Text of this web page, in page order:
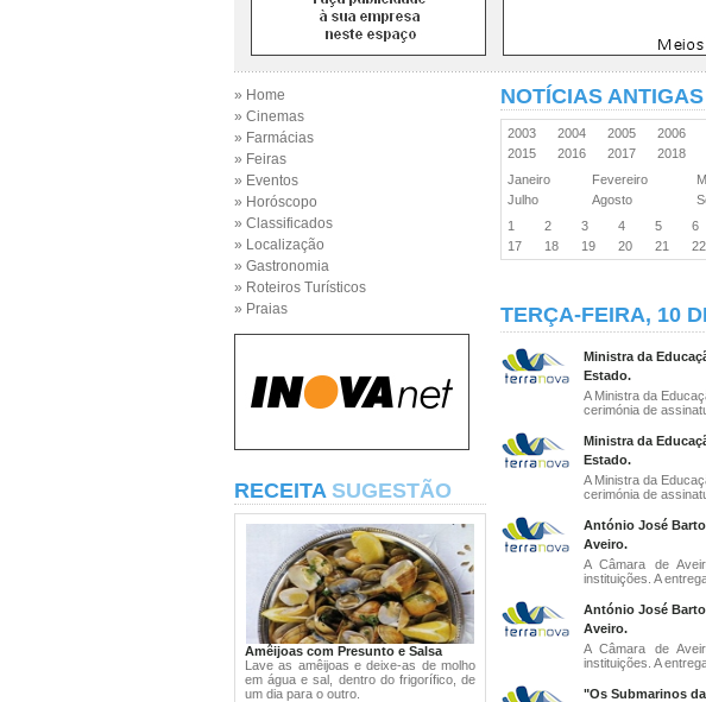
» Home
» Cinemas
» Farmácias
» Feiras
» Eventos
» Horóscopo
» Classificados
» Localização
» Gastronomia
» Roteiros Turísticos
» Praias
RECEITA SUGESTÃO
Amêijoas com Presunto e Salsa
Lave as amêijoas e deixe-as de molho
em água e sal, dentro do frigorífico, de
um dia para o outro.
NOTÍCIAS ANTIGAS
2003 2004 2005 2006
2015
2016 2017 2018
Janeiro
Fevereiro
Julho
Agosto
1
2 3 4 5 6
17
18 19 20 21 22
TERÇA-FEIRA, 10
Ministra da
Estado.
A Ministra da
cerimónia de
Ministra da
Estado.
A Ministra da
cerimónia de
António José
Aveiro.
A Câmara de
instituições. A
António José
Aveiro.
A Câmara de
instituições. A
"Os Submarinos